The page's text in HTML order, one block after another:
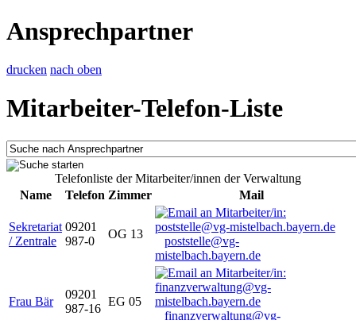
Ansprechpartner
drucken nach oben
Mitarbeiter-Telefon-Liste
Telefonliste der Mitarbeiter/innen der Verwaltung
Name
Telefon Zimmer Mail
Sekretariat
/ Zentrale
09201
987-0
OG 13
poststelle@vg-
mistelbach.bayern.de
Frau Bär
09201
987-16
EG 05
finanzverwaltung@vg-